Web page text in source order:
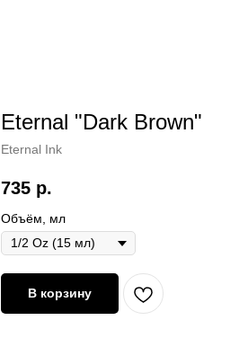
Eternal "Dark Brown"
Eternal Ink
735 р.
Объём, мл
В корзину